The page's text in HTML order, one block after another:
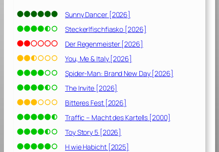
Sunny Dancer [2026]
Steckerlfischfiasko [2026]
Der Regenmeister [2026]
You, Me & Italy [2026]
Spider-Man: Brand New Day [2026]
The Invite [2026]
Bitteres Fest [2026]
Traffic – Macht des Kartells [2000]
Toy Story 5 [2026]
H wie Habicht [2025]